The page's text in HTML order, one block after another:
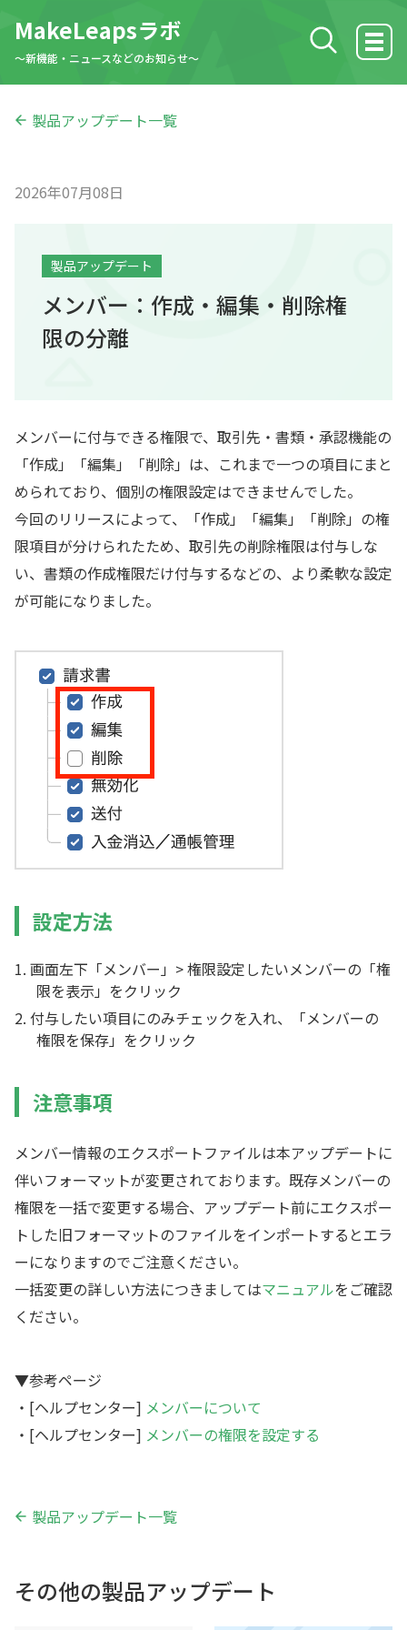
MakeLeapsラボ
〜新機能・ニュースなどのお知らせ〜
検索する
ニュース
製品アップデート一覧
2026年07月08日
製品アップデート
メンバー：作成・編集・削除権
限の分離
メンバーに付与できる権限で、取引先・書類・承認機能の
「作成」「編集」「削除」は、これまで一つの項目にまと
められており、個別の権限設定はできませんでした。
今回のリリースによって、「作成」「編集」「削除」の権
限項目が分けられたため、取引先の削除権限は付与しな
い、書類の作成権限だけ付与するなどの、より柔軟な設定
が可能になりました。
設定方法
画面左下「メンバー」> 権限設定したいメンバーの「権
限を表示」をクリック
付与したい項目にのみチェックを入れ、「メンバーの
権限を保存」をクリック
注意事項
メンバー情報のエクスポートファイルは本アップデートに
伴いフォーマットが変更されております。既存メンバーの
権限を一括で変更する場合、アップデート前にエクスポー
トした旧フォーマットのファイルをインポートするとエラ
ーになりますのでご注意ください。
一括変更の詳しい方法につきましてはマニュアルをご確認
ください。
▼参考ページ
・[ヘルプセンター] メンバーについて
・[ヘルプセンター] メンバーの権限を設定する
製品アップデート一覧
その他の製品アップデート